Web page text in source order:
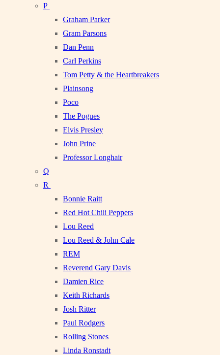
P
Graham Parker
Gram Parsons
Dan Penn
Carl Perkins
Tom Petty & the Heartbreakers
Plainsong
Poco
The Pogues
Elvis Presley
John Prine
Professor Longhair
Q
R
Bonnie Raitt
Red Hot Chili Peppers
Lou Reed
Lou Reed & John Cale
REM
Reverend Gary Davis
Damien Rice
Keith Richards
Josh Ritter
Paul Rodgers
Rolling Stones
Linda Ronstadt